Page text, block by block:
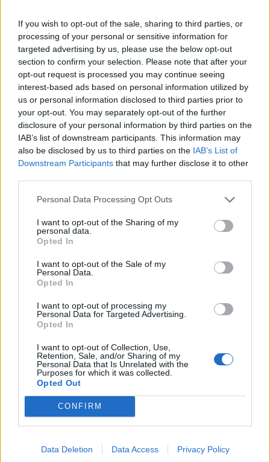
If you wish to opt-out of the sale, sharing to third parties, or
processing of your personal or sensitive information for
targeted advertising by us, please use the below opt-out
section to confirm your selection. Please note that after your
opt-out request is processed you may continue seeing
interest-based ads based on personal information utilized by
us or personal information disclosed to third parties prior to
your opt-out. You may separately opt-out of the further
disclosure of your personal information by third parties on the
IAB’s list of downstream participants. This information may
also be disclosed by us to third parties on the IAB’s List of
Downstream Participants that may further disclose it to other
Personal Data Processing Opt Outs
I want to opt-out of the Sharing of my
personal data.
Opted In
I want to opt-out of the Sale of my
Personal Data.
Opted In
I want to opt-out of processing my
Personal Data for Targeted Advertising.
Opted In
I want to opt-out of Collection, Use,
Retention, Sale, and/or Sharing of my
Personal Data that Is Unrelated with the
Purposes for which it was collected.
Opted Out
CONFIRM
Data Deletion Data Access Privacy Policy
BMW abre encomendas do novo i3 e
lança edição First Edition
VIRGILIO MACHADO 18/06/2026 0
Pirelli equipa novo BMW iX3 com pneus P
Zero de última geração
VIRGILIO MACHADO 05/06/2026 0
BMW M2 xDrive chega no verão com
mais tração e aceleração reforçada
VIRGILIO MACHADO 03/06/2026 0
risco elétrico raro
VIRGILIO MACHADO 31/05/2026
BMW i1 elétrico resgata a tração traseira
esteróides
VITOR MENDES 19/05/2026
1 2 … 15
Trending
que todos podem comprar